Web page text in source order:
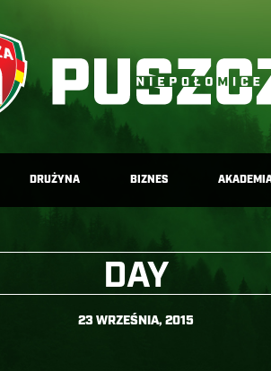
DRUŻYNA BIZNES
DAY
23 WRZEŚNIA, 2015